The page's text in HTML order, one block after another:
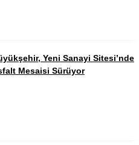
Yeni Sanayi Sitesi’nde
Mesaisi Sürüyor